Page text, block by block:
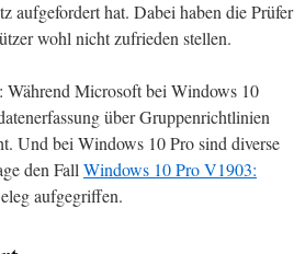
aufgefordert hat. Dabei haben die Prüfer
wohl nicht zufrieden stellen.
Während Microsoft bei Windows 10
über Gruppenrichtlinien
Und bei Windows 10 Pro sind diverse
den Fall Windows 10 Pro V1903:
aufgegriffen.